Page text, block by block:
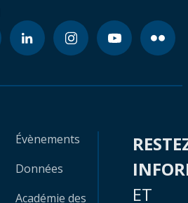
Évènements
Données
Académie des
ET